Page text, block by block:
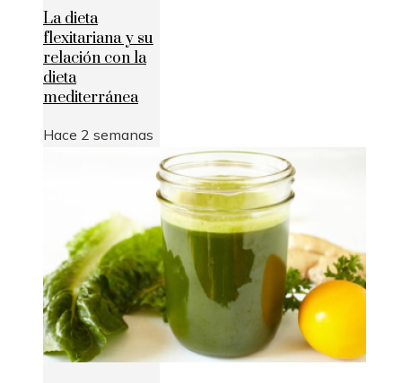
La dieta
flexitariana y su
relación con la
dieta
mediterránea
Hace 2 semanas